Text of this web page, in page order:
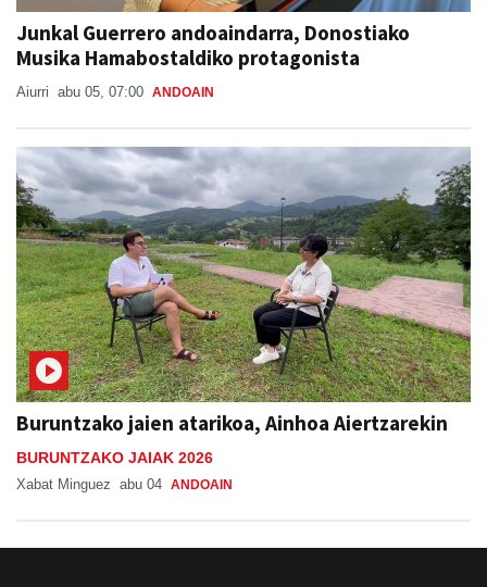
Junkal Guerrero andoaindarra, Donostiako
Musika Hamabostaldiko protagonista
Aiurri abu 05, 07:00 ANDOAIN
Buruntzako jaien atarikoa, Ainhoa Aiertzarekin
BURUNTZAKO JAIAK 2026
Xabat Minguez abu 04 ANDOAIN